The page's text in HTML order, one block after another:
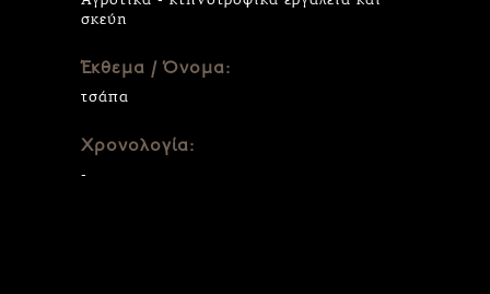
σκεύη
Έκθεμα / Όνομα:
τσάπα
Χρονολογία:
-